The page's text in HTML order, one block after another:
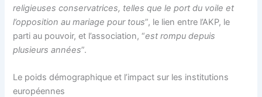
religieuses conservatrices, telles que le port du voile et
l’opposition au mariage pour tous”, le lien entre l’AKP, le
parti au pouvoir, et l’association, “est rompu depuis
plusieurs années”.
Le poids démographique et l’impact sur les institutions
européennes